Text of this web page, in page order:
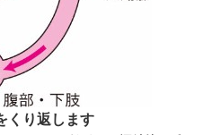
くり返します